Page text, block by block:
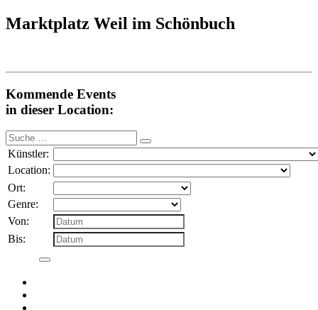
Marktplatz Weil im Schönbuch
Kommende Events
in dieser Location:
Suche
nach:
Künstler:
Location:
Ort:
Genre:
Von:
Bis: